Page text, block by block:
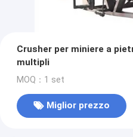
Crusher per miniere a
multipli
MOQ：1 set
Miglior prezzo